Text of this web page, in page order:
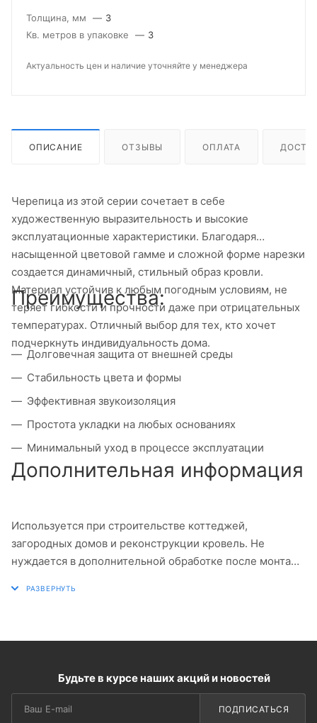
Толщина, мм — 3
Кв. метров в упаковке
— 3
Актуальность цен и наличие уточняйте у менеджера
ОПИСАНИЕ ОТЗЫВЫ ОПЛАТА
Черепица из этой серии сочетает в себе
художественную выразительность и высокие
эксплуатационные характеристики. Благодаря
насыщенной цветовой гамме и сложной форме нарезки
создается динамичный, стильный образ кровли.
Материал устойчив к любым погодным условиям, не
теряет гибкости и прочности даже при отрицательных
температурах. Отличный выбор для тех, кто хочет
подчеркнуть индивидуальность дома.
Преимущества:
Долговечная защита от внешней среды
Стабильность цвета и формы
Эффективная звукоизоляция
Простота укладки на любых основаниях
Минимальный уход в процессе эксплуатации
Дополнительная информация
Используется при строительстве коттеджей,
загородных домов и реконструкции кровель. Не
нуждается в дополнительной обработке после монтажа
Будьте в курсе наших акций и новостей
ПОДПИСАТЬСЯ